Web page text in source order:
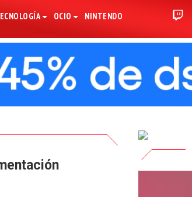
OCIO NINTENDO